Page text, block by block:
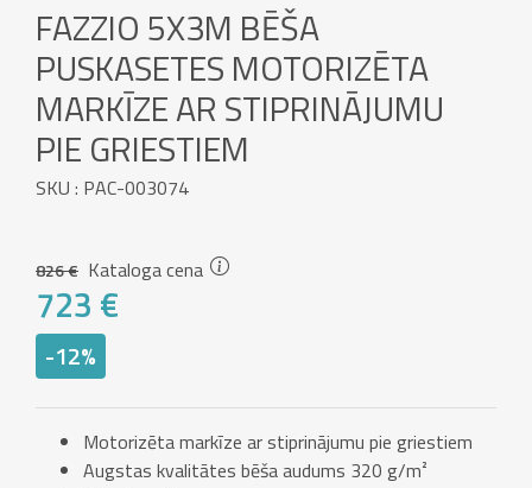
FAZZIO 5X3M BĒŠA
PUSKASETES MOTORIZĒTA
MARKĪZE AR STIPRINĀJUMU
PIE GRIESTIEM
SKU : PAC-003074
826 € Kataloga cena
723 €
-12%
Motorizēta markīze ar stiprinājumu pie griestiem
Augstas kvalitātes bēša audums 320 g/m²